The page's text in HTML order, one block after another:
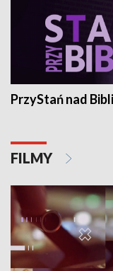
PrzyStań nad
FILMY